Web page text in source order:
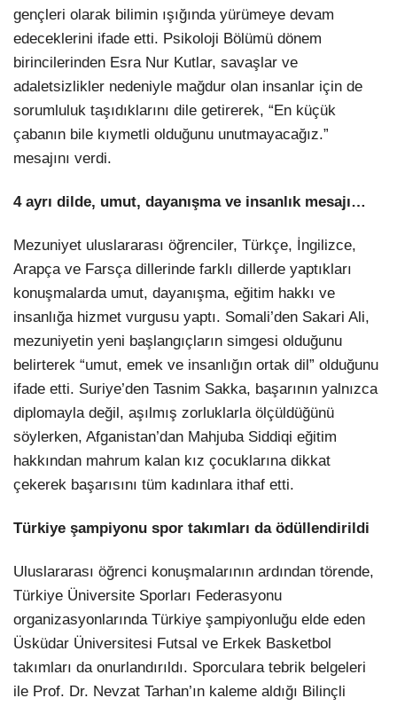
gençleri olarak bilimin ışığında yürümeye devam
edeceklerini ifade etti. Psikoloji Bölümü dönem
birincilerinden Esra Nur Kutlar, savaşlar ve
adaletsizlikler nedeniyle mağdur olan insanlar için de
sorumluluk taşıdıklarını dile getirerek, “En küçük
çabanın bile kıymetli olduğunu unutmayacağız.”
mesajını verdi.
4 ayrı dilde, umut, dayanışma ve insanlık mesajı…
Mezuniyet uluslararası öğrenciler, Türkçe, İngilizce,
Arapça ve Farsça dillerinde farklı dillerde yaptıkları
konuşmalarda umut, dayanışma, eğitim hakkı ve
insanlığa hizmet vurgusu yaptı. Somali’den Sakari Ali,
mezuniyetin yeni başlangıçların simgesi olduğunu
belirterek “umut, emek ve insanlığın ortak dil” olduğunu
ifade etti. Suriye’den Tasnim Sakka, başarının yalnızca
diplomayla değil, aşılmış zorluklarla ölçüldüğünü
söylerken, Afganistan’dan Mahjuba Siddiqi eğitim
hakkından mahrum kalan kız çocuklarına dikkat
çekerek başarısını tüm kadınlara ithaf etti.
Türkiye şampiyonu spor takımları da ödüllendirildi
Uluslararası öğrenci konuşmalarının ardından törende,
Türkiye Üniversite Sporları Federasyonu
organizasyonlarında Türkiye şampiyonluğu elde eden
Üsküdar Üniversitesi Futsal ve Erkek Basketbol
takımları da onurlandırıldı. Sporculara tebrik belgeleri
ile Prof. Dr. Nevzat Tarhan’ın kaleme aldığı Bilinçli